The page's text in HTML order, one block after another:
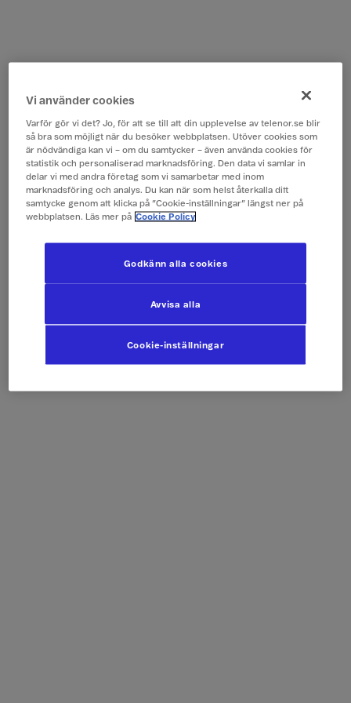
Vi använder cookies
Varför gör vi det? Jo, för att se till att din upplevelse av telenor.se blir
så bra som möjligt när du besöker webbplatsen. Utöver cookies som
är nödvändiga kan vi – om du samtycker – även använda cookies för
statistik och personaliserad marknadsföring. Den data vi samlar in
delar vi med andra företag som vi samarbetar med inom
marknadsföring och analys. Du kan när som helst återkalla ditt
samtycke genom att klicka på ”Cookie-inställningar” längst ner på
webbplatsen. Läs mer på Cookie Policy
Cookie-inställningar
Avvisa alla
Godkänn alla cookies